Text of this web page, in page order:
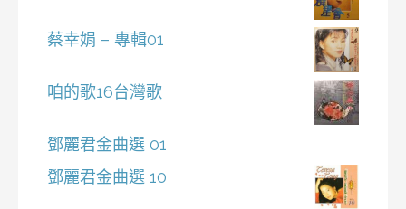
蔡幸娟 – 專輯01
咱的歌16台灣歌
鄧麗君金曲選 01
鄧麗君金曲選 10